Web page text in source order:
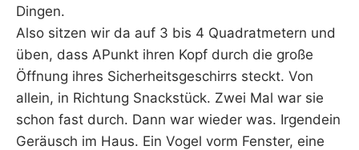
Dingen.
Also sitzen wir da auf 3 bis 4 Quadratmetern und
üben, dass APunkt ihren Kopf durch die große
Öffnung ihres Sicherheitsgeschirrs steckt. Von
allein, in Richtung Snackstück. Zwei Mal war sie
schon fast durch. Dann war wieder was. Irgendein
Geräusch im Haus. Ein Vogel vorm Fenster, eine